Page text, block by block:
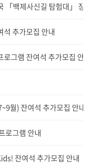
「백제사신길 탐험대」 장
석 추가모집 안내
그램 잔여석 추가모집 안내
월) 잔여석 추가모집 안내
로그램 안내
잔여석 추가모집 안내